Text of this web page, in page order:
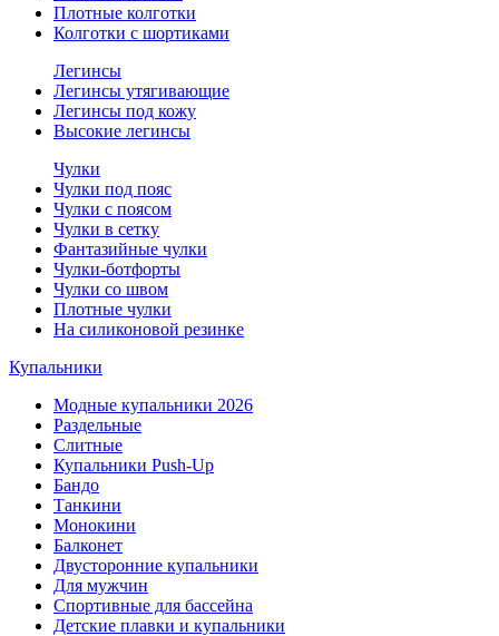
Плотные колготки
Колготки с шортиками
Легинсы
Легинсы утягивающие
Легинсы под кожу
Высокие легинсы
Чулки
Чулки под пояс
Чулки с поясом
Чулки в сетку
Фантазийные чулки
Чулки-ботфорты
Чулки со швом
Плотные чулки
На силиконовой резинке
Купальники
Модные купальники 2026
Раздельные
Слитные
Купальники Push-Up
Бандо
Танкини
Монокини
Балконет
Двусторонние купальники
Для мужчин
Спортивные для бассейна
Детские плавки и купальники